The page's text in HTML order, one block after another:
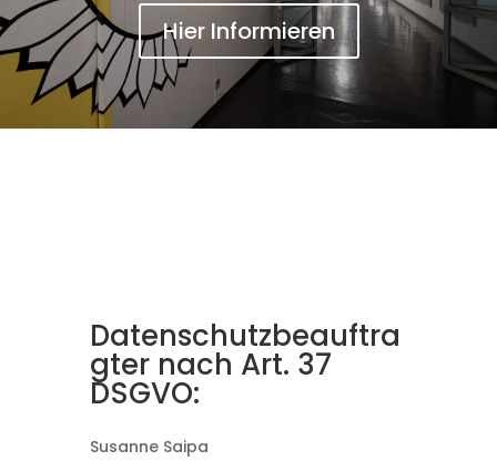
Hier Informieren
Datenschutzbeauftra
gter nach Art. 37
DSGVO:
Susanne Saipa